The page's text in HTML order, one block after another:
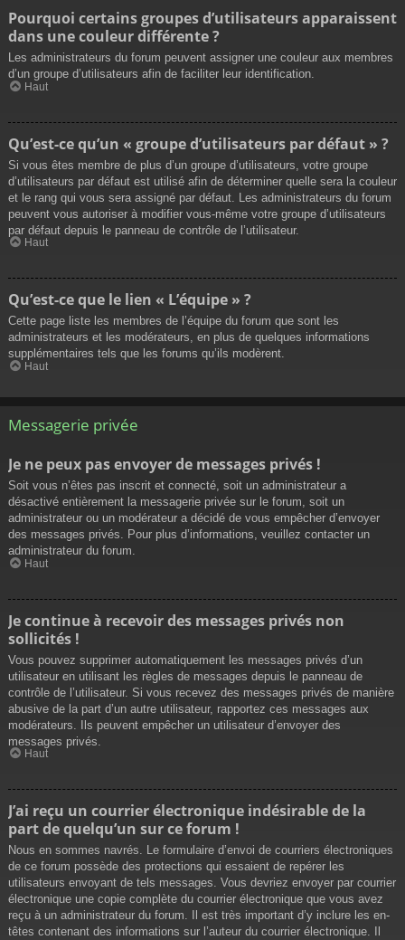
Pourquoi certains groupes d’utilisateurs apparaissent
dans une couleur différente ?
Les administrateurs du forum peuvent assigner une couleur aux membres
d’un groupe d’utilisateurs afin de faciliter leur identification.
Haut
Qu’est-ce qu’un « groupe d’utilisateurs par défaut » ?
Si vous êtes membre de plus d’un groupe d’utilisateurs, votre groupe
d’utilisateurs par défaut est utilisé afin de déterminer quelle sera la couleur
et le rang qui vous sera assigné par défaut. Les administrateurs du forum
peuvent vous autoriser à modifier vous-même votre groupe d’utilisateurs
par défaut depuis le panneau de contrôle de l’utilisateur.
Haut
Qu’est-ce que le lien « L’équipe » ?
Cette page liste les membres de l’équipe du forum que sont les
administrateurs et les modérateurs, en plus de quelques informations
supplémentaires tels que les forums qu’ils modèrent.
Haut
Messagerie privée
Je ne peux pas envoyer de messages privés !
Soit vous n’êtes pas inscrit et connecté, soit un administrateur a
désactivé entièrement la messagerie privée sur le forum, soit un
administrateur ou un modérateur a décidé de vous empêcher d’envoyer
des messages privés. Pour plus d’informations, veuillez contacter un
administrateur du forum.
Haut
Je continue à recevoir des messages privés non
sollicités !
Vous pouvez supprimer automatiquement les messages privés d’un
utilisateur en utilisant les règles de messages depuis le panneau de
contrôle de l’utilisateur. Si vous recevez des messages privés de manière
abusive de la part d’un autre utilisateur, rapportez ces messages aux
modérateurs. Ils peuvent empêcher un utilisateur d’envoyer des
messages privés.
Haut
J’ai reçu un courrier électronique indésirable de la
part de quelqu’un sur ce forum !
Nous en sommes navrés. Le formulaire d’envoi de courriers électroniques
de ce forum possède des protections qui essaient de repérer les
utilisateurs envoyant de tels messages. Vous devriez envoyer par courrier
électronique une copie complète du courrier électronique que vous avez
reçu à un administrateur du forum. Il est très important d’y inclure les en-
têtes contenant des informations sur l’auteur du courrier électronique. Il